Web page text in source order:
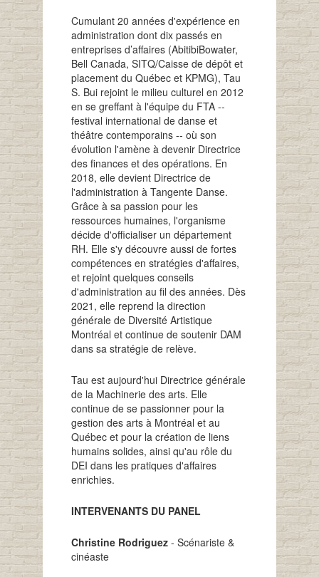
Cumulant 20 années d'expérience en
administration dont dix passés en
entreprises d’affaires (AbitibiBowater,
Bell Canada, SITQ/Caisse de dépôt et
placement du Québec et KPMG), Tau
S. Bui rejoint le milieu culturel en 2012
en se greffant à l'équipe du FTA --
festival international de danse et
théâtre contemporains -- où son
évolution l'amène à devenir Directrice
des finances et des opérations. En
2018, elle devient Directrice de
l'administration à Tangente Danse.
Grâce à sa passion pour les
ressources humaines, l'organisme
décide d'officialiser un département
RH. Elle s'y découvre aussi de fortes
compétences en stratégies d'affaires,
et rejoint quelques conseils
d'administration au fil des années. Dès
2021, elle reprend la direction
générale de Diversité Artistique
Montréal et continue de soutenir DAM
dans sa stratégie de relève.
Tau est aujourd'hui Directrice générale
de la Machinerie des arts. Elle
continue de se passionner pour la
gestion des arts à Montréal et au
Québec et pour la création de liens
humains solides, ainsi qu'au rôle du
DEI dans les pratiques d'affaires
enrichies.
INTERVENANTS DU PANEL
Christine Rodriguez- Scénariste &
cinéaste